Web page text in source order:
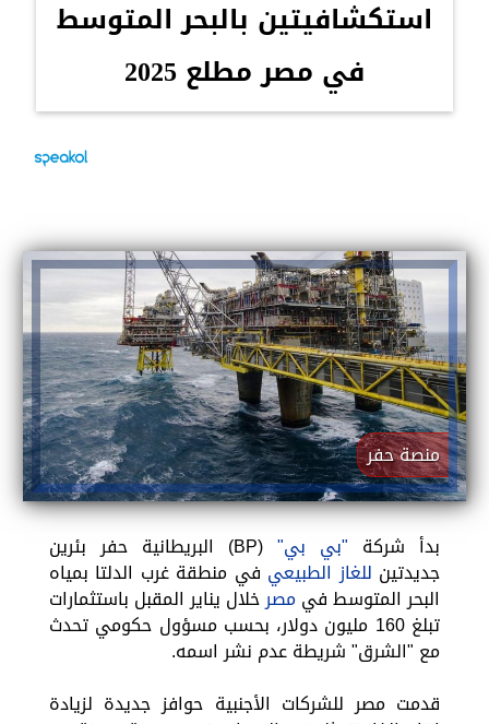
استكشافيتين بالبحر المتوسط
في مصر مطلع 2025
منصة حفر
بدأ شركة "بي بي" (BP) البريطانية حفر بئرين
جديدتين للغاز الطبيعي في منطقة غرب الدلتا بمياه
البحر المتوسط فيمصرخلال يناير المقبل باستثمارات
تبلغ 160 مليون دولار، بحسب مسؤول حكومي تحدث
مع "الشرق" شريطة عدم نشر اسمه.
قدمت مصر للشركات الأجنبية حوافز جديدة لزيادة